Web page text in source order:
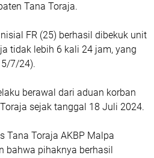
Tana Toraja.
FR (25) berhasil dibekuk unit
tidak lebih 6 kali 24 jam, yang
7/24).
berawal dari aduan korban
sejak tanggal 18 Juli 2024.
Tana Toraja AKBP Malpa
bahwa pihaknya berhasil